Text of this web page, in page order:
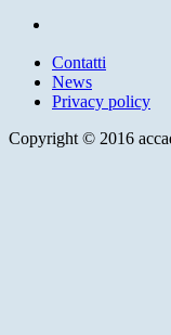
Contatti
News
Privacy policy
Copyright © 2016